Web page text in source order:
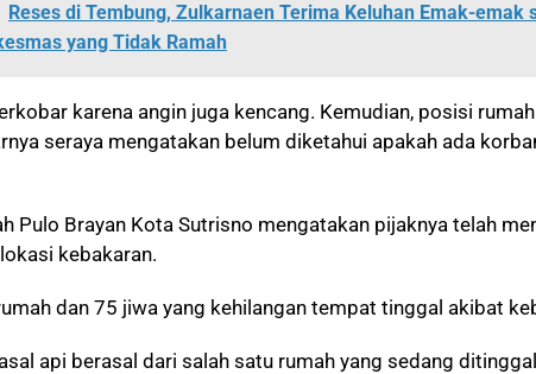
Reses di Tembung, Zulkarnaen Terima Keluhan Emak-emak
yang Tidak Ramah
karena angin juga kencang. Kemudian, posisi
seraya mengatakan belum diketahui apakah ada
Pulo Brayan Kota Sutrisno mengatakan pijaknya telah
kebakaran.
dan 75 jiwa yang kehilangan tempat tinggal akibat
api berasal dari salah satu rumah yang sedang